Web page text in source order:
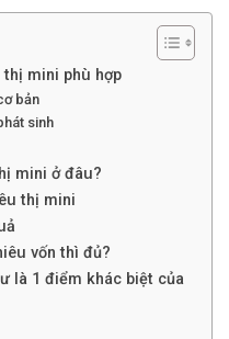
mini phù hợp
bản
sinh
mini ở đâu?
thị mini
vốn thì đủ?
là 1 điểm khác biệt của